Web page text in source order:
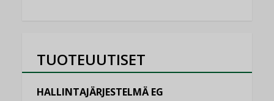
TUOTEUUTISET
HALLINTAJÄRJESTELMÄ EG